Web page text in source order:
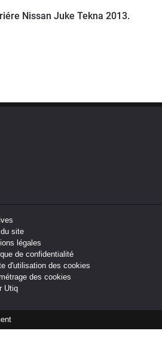
Nissan Juke Tekna 2013.
site
légales
de confidentialité
d'utilisation des cookies
des cookies
Utiq